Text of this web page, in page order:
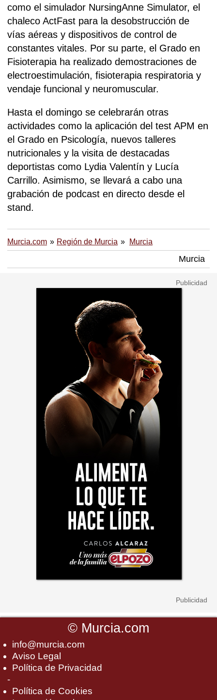
como el simulador NursingAnne Simulator, el
chaleco ActFast para la desobstrucción de
vías aéreas y dispositivos de control de
constantes vitales. Por su parte, el Grado en
Fisioterapia ha realizado demostraciones de
electroestimulación, fisioterapia respiratoria y
vendaje funcional y neuromuscular.
Hasta el domingo se celebrarán otras
actividades como la aplicación del test APM en
el Grado en Psicología, nuevos talleres
nutricionales y la visita de destacadas
deportistas como Lydia Valentín y Lucía
Carrillo. Asimismo, se llevará a cabo una
grabación de podcast en directo desde el
stand.
Murcia.com Región de Murcia Murcia
Murcia
© Murcia.com
info@murcia.com
Aviso Legal
Política de Privacidad
-
Política de Cookies